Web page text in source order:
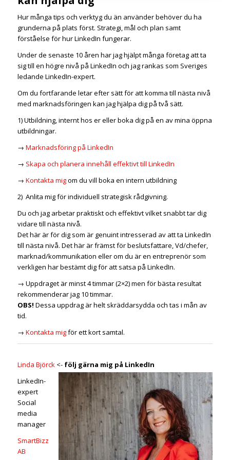
Hur många tips och verktyg du än använder behöver du ha
grunderna på plats först. Strategi, mål och plan samt
förståelse för hur LinkedIn fungerar.
Under de senaste 10 åren har jag hjälpt många företag att ta
sig till en högre nivå på LinkedIn och jag rankas som Sveriges
ledande LinkedIn-expert.
Om du fortfarande letar efter sätt för att komma till nästa nivå
med marknadsföringen kan jag hjälpa dig på två sätt.
1) Utbildning, internt hos er eller boka dig på en av mina öppna
utbildningar.
→ Marknadsföring på LinkedIn
→ Skapa och planera innehåll effektivt till LinkedIn
→ Kontakta migom du vill boka en intern utbildning
2) Anlita mig för individuell strategisk rådgivning.
Du och jag arbetar praktiskt och effektivt vilket snabbt tar dig
vidare till nästa nivå.
Det här är för dig som är genuint intresserad av att ta LinkedIn
till nästa nivå. Det här är främst för beslutsfattare, Vd/chefer,
marknad/kommunikation eller om du är en entreprenör som
verkligen har bestämt dig för att satsa på LinkedIn.
→ Uppdraget är minst 4 timmar (2×2) men för bästa resultat
rekommenderar jag 10 timmar.
OBS! Dessa uppdrag är helt skräddarsydda och tas i mån av
tid.
→ Kontakta migför ett kort samtal.
Linda Björck<- följ gärna mig på LinkedIn
LinkedIn-
expert
Social
media
manager
SmartBizz
AB